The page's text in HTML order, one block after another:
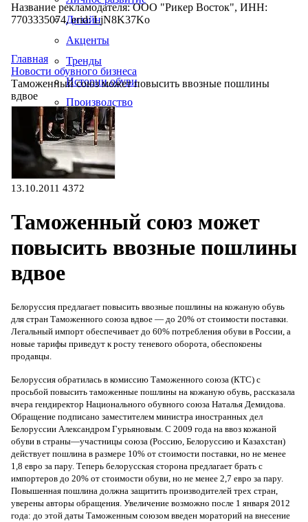
Дизайн
Акценты
Тренды
Истории обуви
Производство
Название рекламодателя: ООО "Рикер Восток", ИНН:
7703335074, erid: LjN8K37Ko
Главная
Новости обувного бизнеса
Таможенный союз может повысить ввозные пошлины
вдвое
13.10.2011 4372
Таможенный союз может
повысить ввозные пошлины
вдвое
Белоруссия предлагает повысить ввозные пошлины на кожаную обувь
для стран Таможенного союза вдвое — до 20% от стоимости поставки.
Легальный импорт обеспечивает до 60% потребления обуви в России, а
новые тарифы приведут к росту теневого оборота, обеспокоены
продавцы.
Белоруссия обратилась в комиссию Таможенного союза (КТС) с
просьбой повысить таможенные пошлины на кожаную обувь, рассказала
вчера гендиректор Национального обувного союза Наталья Демидова.
Обращение подписано заместителем министра иностранных дел
Белоруссии Александром Гурьяновым. С 2009 года на ввоз кожаной
обуви в страны—участницы союза (Россию, Белоруссию и Казахстан)
действует пошлина в размере 10% от стоимости поставки, но не менее
1,8 евро за пару. Теперь белорусская сторона предлагает брать с
импортеров до 20% от стоимости обуви, но не менее 2,7 евро за пару.
Повышенная пошлина должна защитить производителей трех стран,
уверены авторы обращения. Увеличение возможно после 1 января 2012
года: до этой даты Таможенным союзом введен мораторий на внесение